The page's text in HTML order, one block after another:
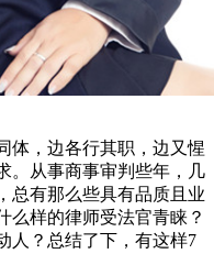
，边各行其职，边又惺
。从事商事审判些年，几
总有那么些具有品质且业
么样的律师受法官青睐？
人？总结了下，有这样7